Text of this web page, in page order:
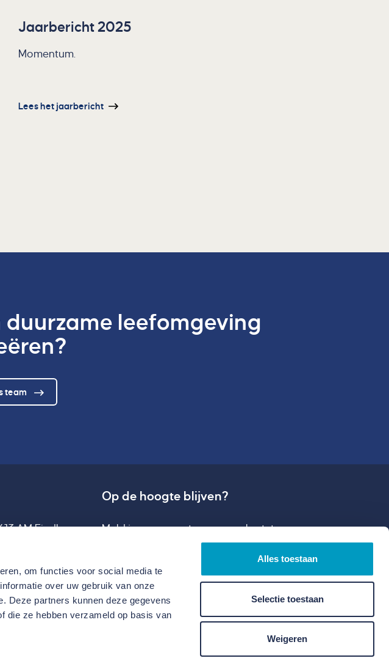
om functies voor social media te
over uw gebruik van onze
Deze partners kunnen deze gegevens
die ze hebben verzameld op basis van
Alles toestaan
Selectie toestaan
Weigeren
Jaarbericht 2025
Momentum.
Lees het jaarbericht
duurzame leefomgeving
team
AM Eindhoven
Op de hoogte blijven?
Meld je aan en ontvang onze laatste